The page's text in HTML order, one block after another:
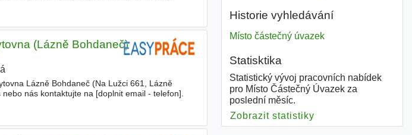
(Lázně Bohdaneč)
Lázně Bohdaneč (Na Lužci 661, Lázně
nás kontaktujte na [doplnit email - telefon].
Historie vyhledávání
Místo částečný úvazek
Statisktika
Statistický vývoj pracovních nabídek
pro Místo Částečný Úvazek za
poslední měsíc.
Zobrazit statistiky